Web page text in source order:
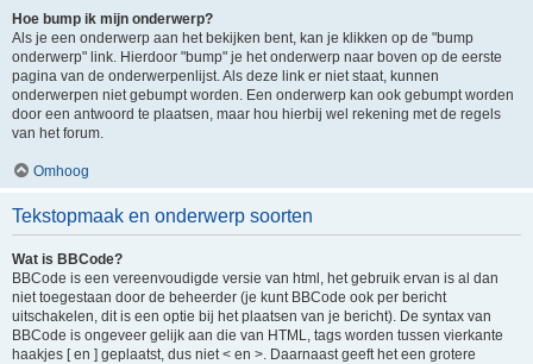
Hoe bump ik mijn onderwerp?
Als je een onderwerp aan het bekijken bent, kan je klikken op de "bump
onderwerp" link. Hierdoor "bump" je het onderwerp naar boven op de eerste
pagina van de onderwerpenlijst. Als deze link er niet staat, kunnen
onderwerpen niet gebumpt worden. Een onderwerp kan ook gebumpt worden
door een antwoord te plaatsen, maar hou hierbij wel rekening met de regels
van het forum.
Omhoog
Tekstopmaak en onderwerp soorten
Wat is BBCode?
BBCode is een vereenvoudigde versie van html, het gebruik ervan is al dan
niet toegestaan door de beheerder (je kunt BBCode ook per bericht
uitschakelen, dit is een optie bij het plaatsen van je bericht). De syntax van
BBCode is ongeveer gelijk aan die van HTML, tags worden tussen vierkante
haakjes [ en ] geplaatst, dus niet < en >. Daarnaast geeft het een grotere